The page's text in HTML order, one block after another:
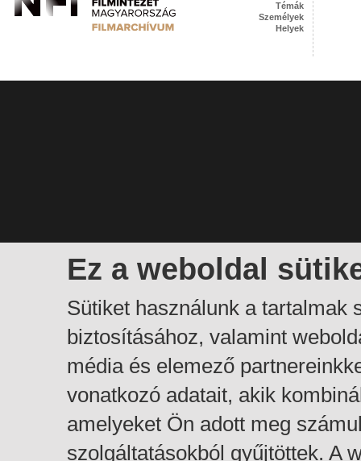
Ez a weboldal
Sütiket használunk a tartalmak
biztosításához, valamint
média és elemező
vonatkozó adatait, akik
amelyeket Ön adott meg
szolgáltatásokból gyűjtöttek. A
Témák
Személyek
Helyek